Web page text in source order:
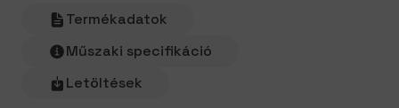
Termékadatok
Műszaki specifikáció
Letöltések